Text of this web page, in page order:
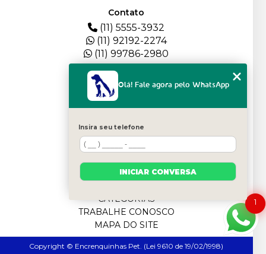
Contato
(11) 5555-3932
(11) 92192-2274
(11) 99786-2980
QUEM SOMOS
BLOG
FILHOTES
CATEGORIAS
TRABALHE CONOSCO
MAPA DO SITE
Copyright © Encrenquinhas Pet. (Lei 9610 de 19/02/1998)
1
Olá! Fale agora pelo WhatsApp
Insira seu telefone
INICIAR CONVERSA